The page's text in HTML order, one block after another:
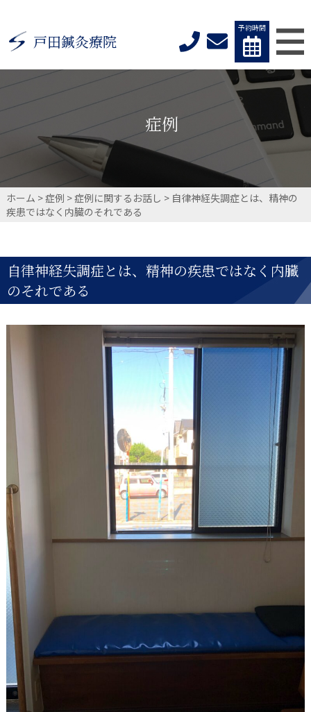
戸田鍼灸療院
予約時間
症例
ホーム >症例 >症例に関するお話し > 自律神経失調症とは、精神の
疾患ではなく内臓のそれである
自律神経失調症とは、精神の疾患ではなく内臓
のそれである